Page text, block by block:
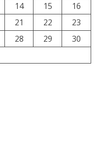
14 15
16
21 22
23
28 29
30